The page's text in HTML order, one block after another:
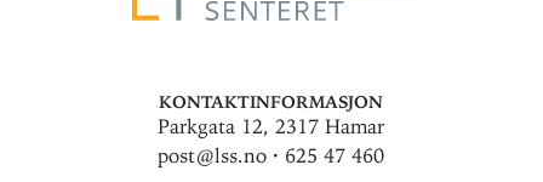
Kontaktinformasjon
Parkgata 12, 2317 Hamar
post@lss.no · 625 47 460